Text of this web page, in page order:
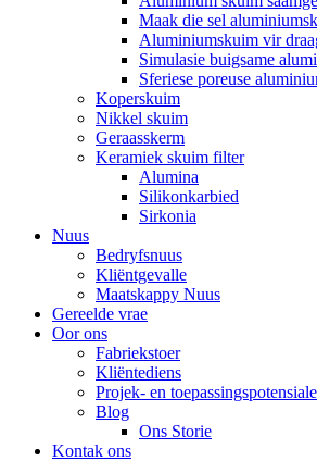
Maak die sel
Aluminiumskuim vir
Simulasie buigsame
Sferiese poreuse
Koperskuim
Nikkel skuim
Geraasskerm
Keramiek skuim filter
Alumina
Silikonkarbied
Sirkonia
Nuus
Bedryfsnuus
Kliëntgevalle
Maatskappy Nuus
Gereelde vrae
Oor ons
Fabriekstoer
Kliëntediens
Projek- en toepassingspotensiale
Blog
Ons Storie
Kontak ons